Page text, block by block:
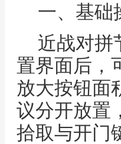
一、基础
近战对拼
置界面后，
放大按钮面
议分开放置
拾取与开门